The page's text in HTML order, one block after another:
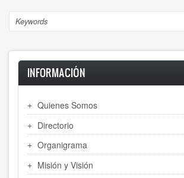
main
Search
INFORMACIÓN
Quienes Somos
Directorio
Organigrama
Misión y Visión